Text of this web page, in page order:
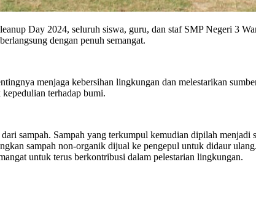
Day 2024, seluruh siswa, guru, dan staf SMP Negeri 3
dengan penuh semangat.
menjaga kebersihan lingkungan dan melestarikan
terhadap bumi.
sampah. Sampah yang terkumpul kemudian dipilah
sampah non-organik dijual ke pengepul untuk didaur
untuk terus berkontribusi dalam pelestarian lingkungan.